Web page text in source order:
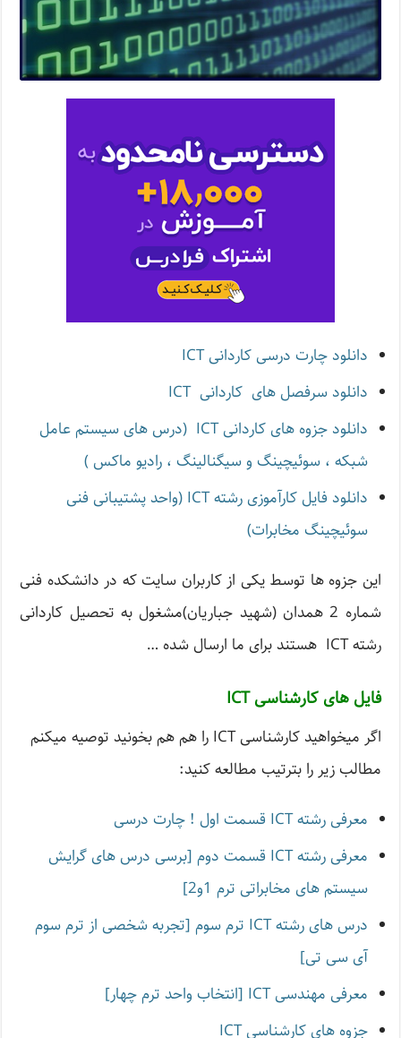
دانلود چارت درسی کاردانی ICT
دانلود سرفصل های کاردانی ICT
دانلود جزوه های کاردانی ICT (درس های سیستم عامل
شبکه ، سوئیچینگ و سیگنالینگ ، رادیو ماکس )
دانلود فایل کارآموزی رشته ICT (واحد پشتیبانی فنی
سوئیچینگ مخابرات)
این جزوه ها توسط یکی از کاربران سایت که در دانشکده فنی
شماره 2 همدان (شهید جباریان)مشغول به تحصیل کاردانی
رشته ICT هستند برای ما ارسال شده …
فایل های کارشناسی ICT
اگر میخواهید کارشناسی ICT را هم هم بخونید توصیه میکنم
مطالب زیر را بترتیب مطالعه کنید:
معرفی رشته ICT قسمت اول ! چارت درسی
معرفی رشته ICT قسمت دوم [برسی درس های گرایش
سیستم های مخابراتی ترم 1و2]
درس های رشته ICT ترم سوم [تجربه شخصی از ترم سوم
آی سی تی]
معرفی مهندسی ICT [انتخاب واحد ترم چهار]
جزوه های کارشناسی ICT